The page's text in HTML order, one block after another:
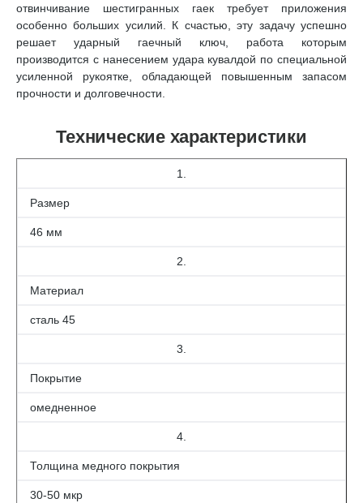
отвинчивание шестигранных гаек требует приложения
особенно больших усилий. К счастью, эту задачу успешно
решает ударный гаечный ключ, работа которым
производится с нанесением удара кувалдой по специальной
усиленной рукоятке, обладающей повышенным запасом
прочности и долговечности.
Технические характеристики
1.
Размер
46 мм
2.
Материал
сталь 45
3.
Покрытие
омедненное
4.
Толщина медного покрытия
30-50 мкр